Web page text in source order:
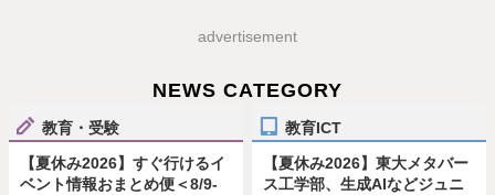
advertisement
NEWS CATEGORY
教育・受験
【夏休み2026】すぐ行けるイ
ベント情報おまとめ便＜8/9-
教育ICT
【夏休み2026】東大メタバー
ス工学部、生成AIなどジュニ